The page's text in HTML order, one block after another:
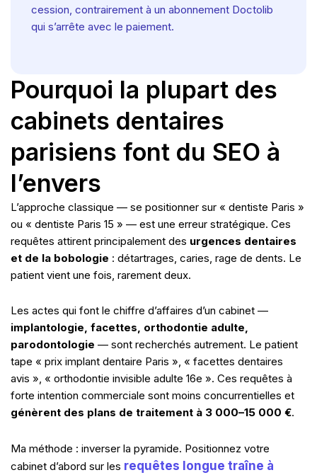
cession, contrairement à un abonnement Doctolib
qui s’arrête avec le paiement.
Pourquoi la plupart des
cabinets dentaires
parisiens font du SEO à
l’envers
L’approche classique — se positionner sur « dentiste Paris »
ou « dentiste Paris 15 » — est une erreur stratégique. Ces
requêtes attirent principalement des urgences dentaires
et de la bobologie : détartrages, caries, rage de dents. Le
patient vient une fois, rarement deux.
Les actes qui font le chiffre d’affaires d’un cabinet —
implantologie, facettes, orthodontie adulte,
parodontologie — sont recherchés autrement. Le patient
tape « prix implant dentaire Paris », « facettes dentaires
avis », « orthodontie invisible adulte 16e ». Ces requêtes à
forte intention commerciale sont moins concurrentielles et
génèrent des plans de traitement à 3 000–15 000 €.
Ma méthode : inverser la pyramide. Positionnez votre
cabinet d’abord sur les requêtes longue traîne à